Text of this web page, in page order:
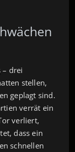
– drei
stellen,
geplagt sind.
verrät ein
verliert,
dass ein
schnellen